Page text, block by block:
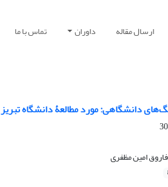
ارسال مقاله داوران تماس با ما
دانشگاهی: مورد مطالعۀ دانشگاه تبریز
امین مظفری